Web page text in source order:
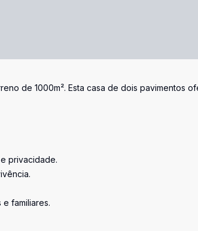
de 1000m². Esta casa de dois pavimentos
privacidade.
familiares.